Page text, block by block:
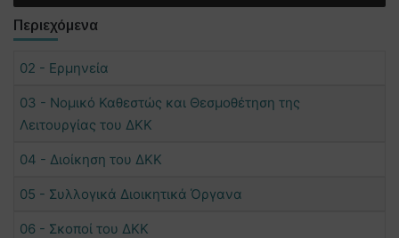
Περιεχόμενα
02 - Ερμηνεία
03 - Νομικό Καθεστώς και Θεσμοθέτηση της
Λειτουργίας του ΔΚΚ
04 - Διοίκηση του ΔΚΚ
05 - Συλλογικά Διοικητικά Όργανα
06 - Σκοποί του ΔΚΚ